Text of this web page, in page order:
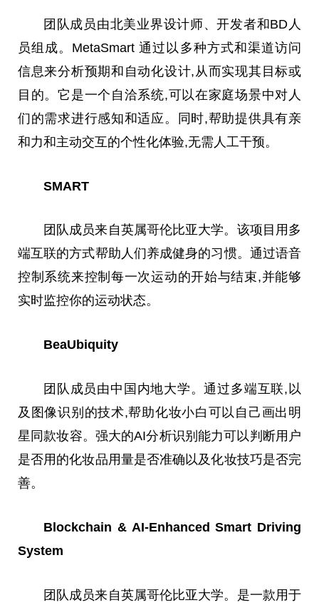
团队成员由北美业界设计师、开发者和BD人
员组成。 MetaSmart 通过以多种方式和渠道访问
信息来分析预期和自动化设计,从而实现其目标或
目的。它是一个自洽系统,可以在家庭场景中对人
们的需求进行感知和适应。同时,帮助提供具有亲
和力和主动交互的个性化体验,无需人工干预。
SMART
团队成员来自英属哥伦比亚大学。该项目用多
端互联的方式帮助人们养成健身的习惯。通过语音
控制系统来控制每一次运动的开始与结束,并能够
实时监控你的运动状态。
BeaUbiquity
团队成员由中国 内地大学。通过多端互联,以
及图像识别的技术,帮助化妆小白可以自己画出明
星同款妆容。强大的AI分析识别能力可以判断用户
是否用的化妆品用量是否准确以及化妆技巧是否完
善。
Blockchain & AI-Enhanced Smart Driving
System
团队成员来自英属哥伦比亚大学。是一款用于